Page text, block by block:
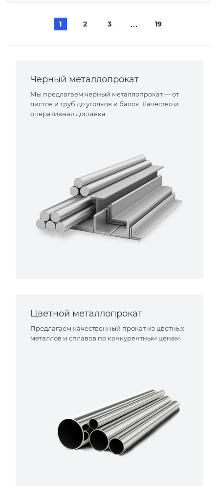
1 2 3 19
Черный металлопрокат
Мы предлагаем черный металлопрокат — от
листов и труб до уголков и балок. Качество и
оперативная доставка.
Цветной металлопрокат
Предлагаем качественный прокат из цветных
металлов и сплавов по конкурентным ценам.